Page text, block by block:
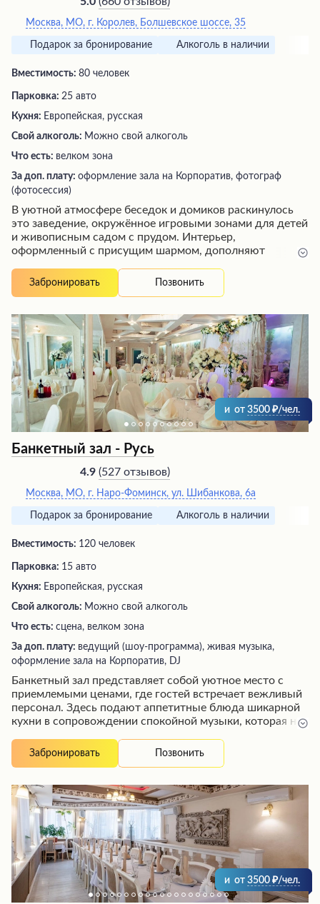
Москва, МО, г. Королев, Болшевское шоссе, 35
Подарок за бронирование Алкоголь в наличии
Вместимость: 80 человек
Парковка: 25 авто
Кухня: Европейская, русская
Свой алкоголь: Можно свой алкоголь
Что есть: велком зона
За доп. плату: оформление зала на Корпоратив, фотограф
(фотосессия)
В уютной атмосфере беседок и домиков раскинулось
это заведение, окружённое игровыми зонами для детей
и живописным садом с прудом. Интерьер,
оформленный с присущим шармом, дополняют
можно насладиться вкусными завтраками, заказать
блюда из ресторана или приготовить барбекю на
персонал, готовый помочь в любой момент.
Оптимальное расположение, наличие парковки и
банкетных залов делают это место идеальным для
проведения корпоративных мероприятий.
Забронировать Позвонить
и от 3500 /чел.
Банкетный зал - Русь
4.9 (527 отзывов)
Москва, МО, г. Наро-Фоминск, ул. Шибанкова, 6а
Подарок за бронирование Алкоголь в наличии
Вместимость: 120 человек
Парковка: 15 авто
Кухня: Европейская, русская
Свой алкоголь: Можно свой алкоголь
Что есть: сцена, велком зона
За доп. плату: ведущий (шоу-программа), живая музыка,
оформление зала на Корпоратив, DJ
Банкетный зал представляет собой уютное место с
приемлемыми ценами, где гостей встречает вежливый
персонал. Здесь подают аппетитные блюда шикарной
кухни в сопровождении спокойной музыки, которая не
моментов. Заведение может похвастаться быстрой
подачей больших порций, а также приветливым
посетителей, будь то размещение на комфортной
веранде или предоставление пледов по первой
просьбе.
Забронировать Позвонить
и от 3500 /чел.